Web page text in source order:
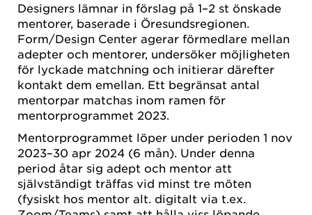
Designers lämnar in förslag på 1–2 st önskade
mentorer, baserade i Öresundsregionen.
Form/Design Center agerar förmedlare mellan
adepter och mentorer, undersöker möjligheten
för lyckade matchning och initierar därefter
kontakt dem emellan. Ett begränsat antal
mentorpar matchas inom ramen för
mentorprogrammet 2023.
Mentorprogrammet löper under perioden 1 nov
2023–30 apr 2024 (6 mån). Under denna
period åtar sig adept och mentor att
självständigt träffas vid minst tre möten
(fysiskt hos mentor alt. digitalt via t.ex.